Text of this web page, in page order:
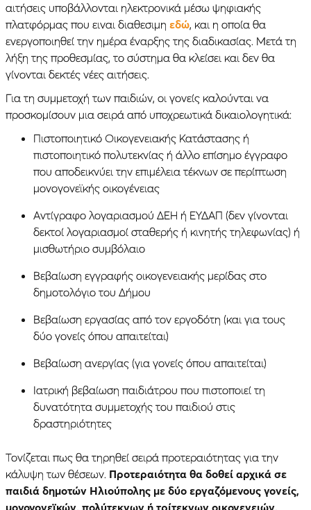
αιτήσεις υποβάλλονται ηλεκτρονικά μέσω ψηφιακής
πλατφόρμας που ειναι διαθεσιμη εδώ, και η οποία θα
ενεργοποιηθεί την ημέρα έναρξης της διαδικασίας. Μετά τη
λήξη της προθεσμίας, το σύστημα θα κλείσει και δεν θα
γίνονται δεκτές νέες αιτήσεις.
Για τη συμμετοχή των παιδιών, οι γονείς καλούνται να
προσκομίσουν μια σειρά από υποχρεωτικά δικαιολογητικά:
Πιστοποιητικό Οικογενειακής Κατάστασης ή
πιστοποιητικό πολυτεκνίας ή άλλο επίσημο έγγραφο
που αποδεικνύει την επιμέλεια τέκνων σε περίπτωση
μονογονεϊκής οικογένειας
Αντίγραφο λογαριασμού ΔΕΗ ή ΕΥΔΑΠ (δεν γίνονται
δεκτοί λογαριασμοί σταθερής ή κινητής τηλεφωνίας) ή
μισθωτήριο συμβόλαιο
Βεβαίωση εγγραφής οικογενειακής μερίδας στο
δημοτολόγιο του Δήμου
Βεβαίωση εργασίας από τον εργοδότη (και για τους
δύο γονείς όπου απαιτείται)
Βεβαίωση ανεργίας (για γονείς όπου απαιτείται)
Ιατρική βεβαίωση παιδιάτρου που πιστοποιεί τη
δυνατότητα συμμετοχής του παιδιού στις
δραστηριότητες
Τονίζεται πως θα τηρηθεί σειρά προτεραιότητας για την
κάλυψη των θέσεων. Προτεραιότητα θα δοθεί αρχικά σε
παιδιά δημοτών Ηλιούπολης με δύο εργαζόμενους γονείς,